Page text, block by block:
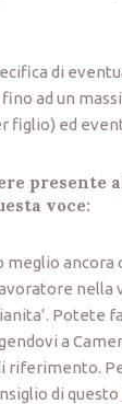
di
ad un
figlio) ed
presente
voce:
meglio ancora
nella
Potete
a
riferimento.
di questo